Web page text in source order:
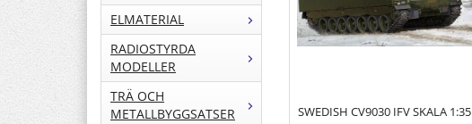
ELMATERIAL
RADIOSTYRDA
MODELLER
TRÄ OCH
METALLBYGGSATSER
SWEDISH CV9030 IFV SKALA 1:35